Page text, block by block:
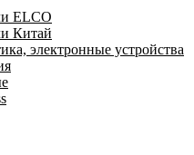
ELCO
Китай
электронные устройства